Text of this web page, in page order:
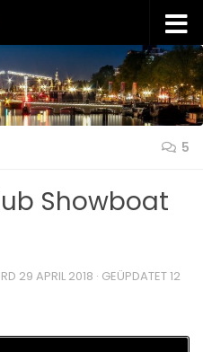
5
Showboat
29 APRIL 2018 · GEÜPDATET12